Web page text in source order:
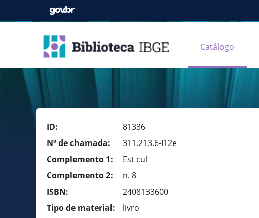
Catálogo
ID:
81336
Nº de chamada:
311.213.6-I12e
Complemento 1:
Est cul
Complemento 2:
n. 8
ISBN:
2408133600
Tipo de material:
livro